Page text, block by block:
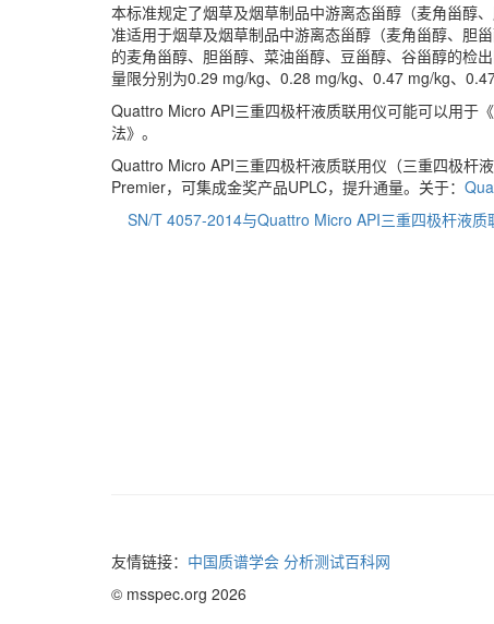
本标准规定了烟草及烟草制品中游离态甾醇（麦角甾醇
准适用于烟草及烟草制品中游离态甾醇（麦角甾醇、胆
的麦角甾醇、胆甾醇、菜油甾醇、豆甾醇、谷甾醇的
量限分别为0.29 mg/kg、0.28 mg/kg、0.47 mg/kg、
Quattro Micro API三重四极杆液质联用仪可能可以用于
法》。
Quattro Micro API三重四极杆液质联用仪（三重四极杆
Premier，可集成金奖产品UPLC，提升通量。关于：
SN/T 4057-2014与Quattro Micro API三重四极杆液质
友情链接： 中国质谱学会 分析测试百科网
© msspec.org 2026